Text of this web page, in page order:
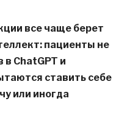
все чаще берет
пациенты не
в ChatGPT и
ставить себе
или иногда